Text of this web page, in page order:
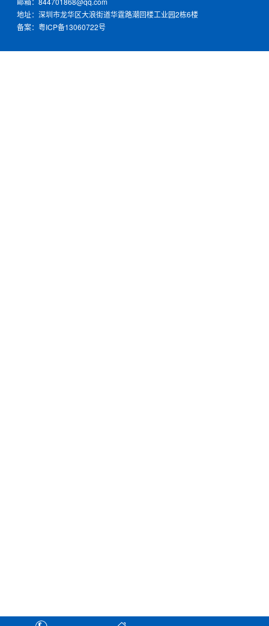
地址：深圳市龙华区大浪街道华霆路潮回楼工业园2栋6楼
备案： 粤ICP备13060722号